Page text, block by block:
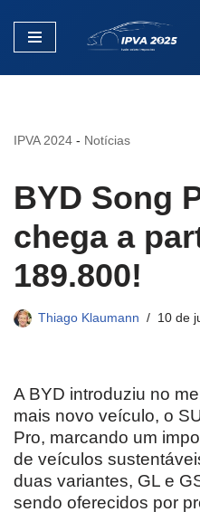
Pular
IPVA 2024 - Notícias
BYD Song
chega a
189.800!
Thiago Klaumann 10 de
A BYD introduziu no
mais novo veículo, o
Pro, marcando um
de veículos
duas variantes, GL e
sendo oferecidos por